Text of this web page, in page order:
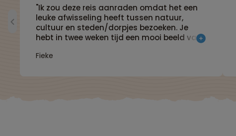
"Ik zou deze reis aanraden omdat het een
leuke afwisseling heeft tussen natuur,
cultuur en steden/dorpjes bezoeken. Je
hebt in twee weken tijd een mooi beeld van
Fieke